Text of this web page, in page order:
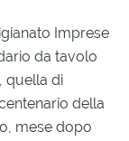
Imprese
da tavolo
quella di
della
mese dopo